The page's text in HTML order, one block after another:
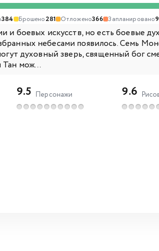
384 Брошено281 Отложено366 Запланировано
и боевых искусств, но есть боевые
небесами появилось. Семь
духовный зверь, священный бог
мож...
9.5 Персонажи 9.6